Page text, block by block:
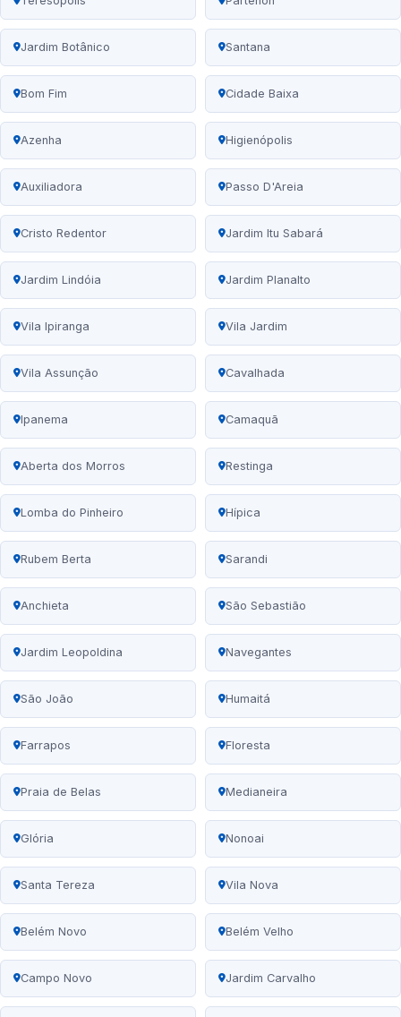
Jardim Botânico Santana
Bom Fim Cidade Baixa
Azenha Higienópolis
Auxiliadora Passo D'Areia
Cristo Redentor Jardim Itu Sabará
Jardim Lindóia Jardim Planalto
Vila Ipiranga Vila Jardim
Vila Assunção Cavalhada
Ipanema Camaquã
Aberta dos Morros Restinga
Lomba do Pinheiro Hípica
Rubem Berta Sarandi
Anchieta São Sebastião
Jardim Leopoldina Navegantes
São João Humaitá
Farrapos Floresta
Praia de Belas Medianeira
Glória Nonoai
Santa Tereza Vila Nova
Belém Novo Belém Velho
Campo Novo Jardim Carvalho